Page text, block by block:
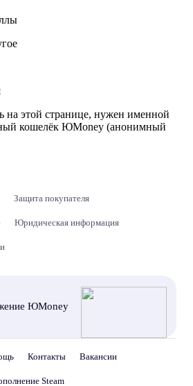
на этой странице, нужен именной
кошелёк ЮMoney (анонимный
Защита покупателя
Юридическая информация
ЮMoney
Контакты Вакансии
Steam